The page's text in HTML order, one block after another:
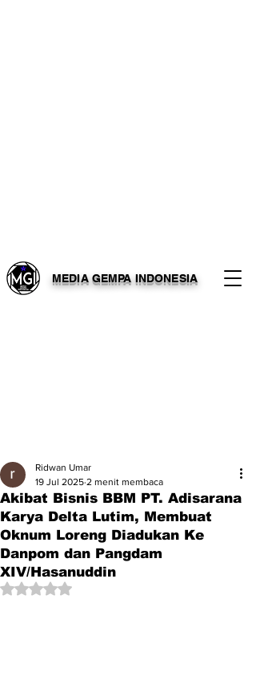
MEDIA GEMPA INDONESIA
Akibat Bisnis BBM PT. Adisarana
Karya Delta Lutim, Membuat
Oknum Loreng Diadukan Ke
Danpom dan Pangdam
XIV/Hasanuddin
Ridwan Umar
19 Jul 2025 2 menit membaca
Dinilai NaN dari 5 bintang.